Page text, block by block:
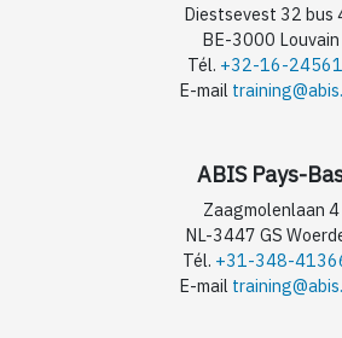
Diestsevest 32 bus
BE-3000 Louvain
Tél. +32-16-
E-mail
ABIS Pays-
Zaagmolenlaan 4
NL-3447 GS
Tél. +31-348-
E-mail